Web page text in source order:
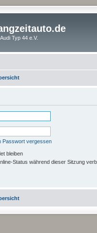
Typ 44 e.V.
Passwort vergessen
bleiben
Status während dieser Sitzung